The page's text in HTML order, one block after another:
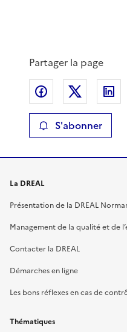
Partager la page
Partager sur
S'abonner
La DREAL
Présentation de la DREAL
Management de la qualité et de
Contacter la DREAL
Démarches en ligne
Les bons réflexes en cas de
Thématiques